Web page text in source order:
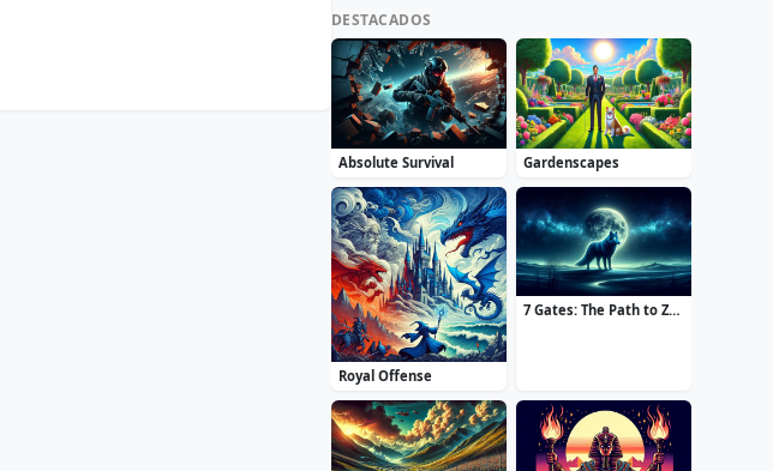
DESTACADOS
Absolute Survival Gardenscapes
Royal Offense
7 Gates: The Path to Zamolxes